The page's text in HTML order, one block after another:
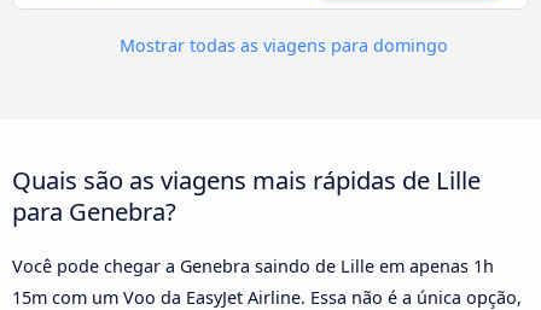
Mostrar todas as viagens para domingo
Quais são as viagens mais rápidas de Lille
para Genebra?
Você pode chegar a Genebra saindo de Lille em apenas 1h
15m com um Voo da EasyJet Airline. Essa não é a única opção,